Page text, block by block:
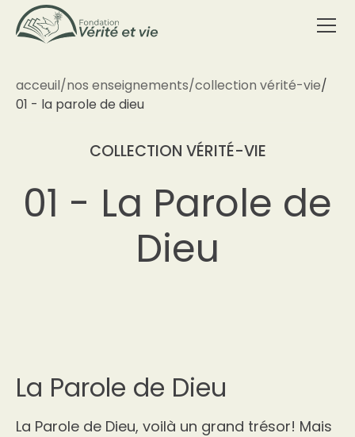
acceuil/nos enseignements/collection vérité-vie/
01 - la parole de dieu
COLLECTION VÉRITÉ-VIE
01 - La Parole de
Dieu
La Parole de Dieu
La Parole de Dieu, voilà un grand trésor! Mais